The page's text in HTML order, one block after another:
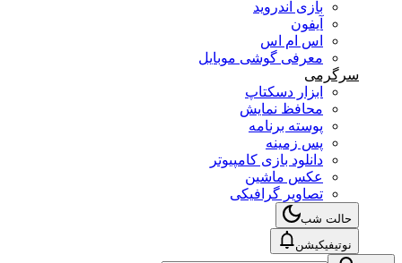
بازی اندروید
آیفون
اس ام اس
معرفی گوشی موبایل
سرگرمی
ابزار دسکتاپ
محافظ نمایش
پوسته برنامه
پس زمینه
دانلود بازی کامپیوتر
عکس ماشین
تصاویر گرافیکی
حالت شب
نوتیفیکیشن